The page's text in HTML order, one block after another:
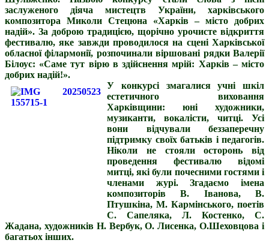
заслуженого діяча мистецтв України, харківського
композитора Миколи Стецюна «Харків – місто добрих
надій». За доброю традицією, щорічно урочисте відкриття
фестивалю, яке завжди проводилося на сцені Харківської
обласної філармонії, розпочинали віршовані рядки Валерії
Білоус: «Саме тут вірю в здійснення мрій: Харків – місто
добрих надій!».
У конкурсі змагалися учні шкіл
естетичного виховання
Харківщини: юні художники,
музиканти, вокалісти, читці. Усі
вони відчували беззаперечну
підтримку своїх батьків і педагогів.
Ніколи не стояли осторонь від
проведення фестивалю відомі
митці, які були почесними гостями і
членами журі. Згадаємо імена
композиторів В. Іванова, В.
Птушкіна, М. Кармінського, поетів
С. Сапеляка, Л. Костенко, С.
Жадана, художників Н. Вербук, О. Лисенка, О.Шеховцова і
багатьох інших.